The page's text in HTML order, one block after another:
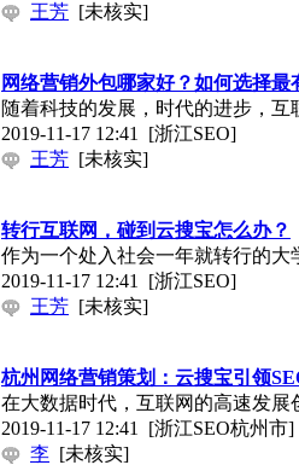
王芳 [未核实]
网络营销外包哪家好？如何选择最
随着科技的发展，时代的进步，
2019-11-17 12:41 [浙江SEO]
王芳 [未核实]
转行互联网，碰到云搜宝怎么办？
作为一个处入社会一年就转行的
2019-11-17 12:41 [浙江SEO]
王芳 [未核实]
杭州网络营销策划：云搜宝引领
在大数据时代，互联网的高速发
2019-11-17 12:41 [浙江SEO杭州市]
李 [未核实]